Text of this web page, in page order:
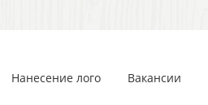
Нанесение лого Вакансии